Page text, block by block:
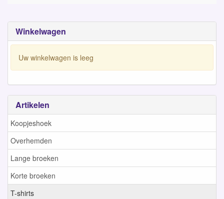
Winkelwagen
Uw winkelwagen is leeg
Artikelen
Koopjeshoek
Overhemden
Lange broeken
Korte broeken
T-shirts